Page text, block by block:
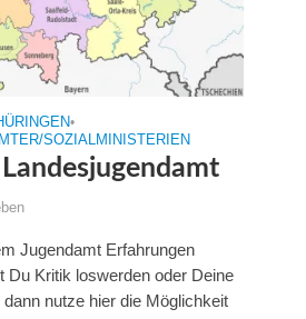
•
SOZIALMINISTERIEN
Jugendamt Erfahrungen
Du Kritik loswerden oder Deine
nutze hier die Möglichkeit